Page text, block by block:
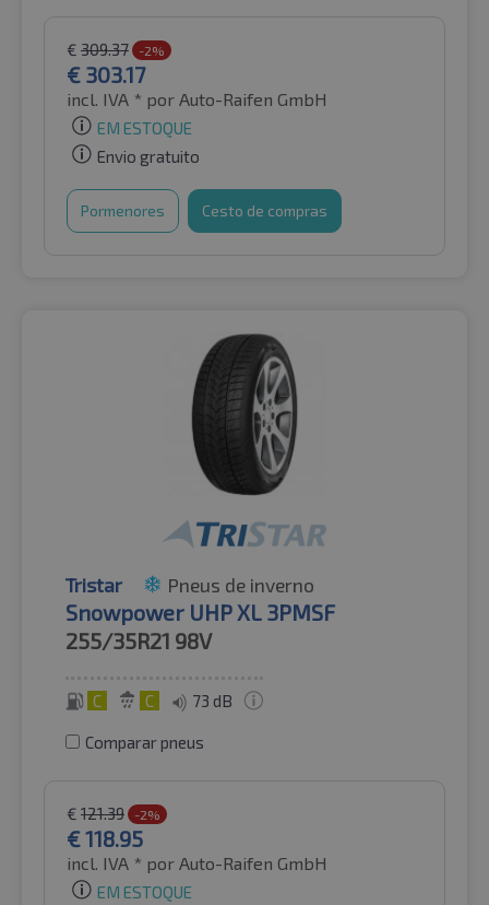
€ 309.37 -2%
€ 303.17
incl. IVA * por Auto-Raifen GmbH
EM ESTOQUE
Envio gratuito
Pormenores Cesto de compras
Tristar Pneus de inverno
Snowpower UHP XL 3PMSF
255/35R21 98V
C C 73 dB
Comparar pneus
€ 121.39 -2%
€118.95
incl. IVA * por Auto-Raifen GmbH
EM ESTOQUE